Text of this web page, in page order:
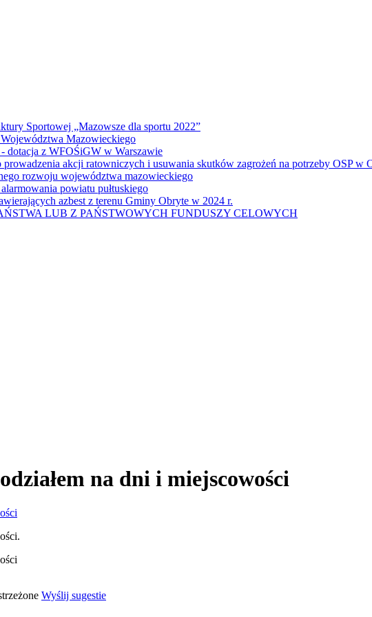
Sportowej „Mazowsze dla sportu 2022”
Mazowieckiego
dotacja z WFOŚiGW w Warszawie
prowadzenia akcji ratowniczych i usuwania skutków zagrożeń na potrzeby OSP w
rozwoju województwa mazowieckiego
powiatu pułtuskiego
azbest z terenu Gminy Obryte w 2024 r.
LUB Z PAŃSTWOWYCH FUNDUSZY CELOWYCH
na dni i miejscowości
Wyślij sugestie